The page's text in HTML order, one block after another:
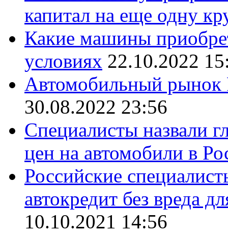
капитал на еще одну
Какие машины
условиях 22.10.2022
Автомобильный рынок
30.08.2022 23:56
Специалисты назвали
цен на автомобили в
Российские
автокредит без вреда
10.10.2021 14:56